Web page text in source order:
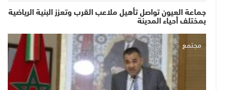
جماعة العيون تواصل تأهيل ملاعب القرب وتعزز البنية الرياضية
بمختلف أحياء المدينة
مجتمع